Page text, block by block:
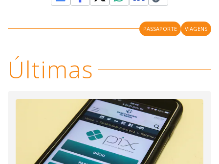
PASSAPORTE VIAGENS
Últimas